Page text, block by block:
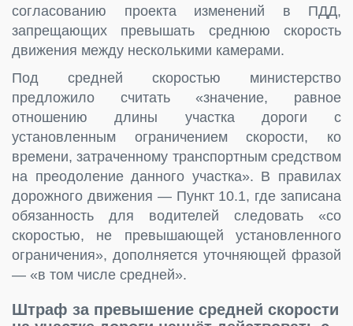
согласованию проекта изменений в ПДД,
запрещающих превышать среднюю скорость
движения между несколькими камерами.
Под средней скоростью министерство
предложило считать «значение, равное
отношению длины участка дороги с
установленным ограничением скорости, ко
времени, затраченному транспортным средством
на преодоление данного участка». В правилах
дорожного движения — Пункт 10.1, где записана
обязанность для водителей следовать «со
скоростью, не превышающей установленного
ограничения», дополняется уточняющей фразой
— «в том числе средней».
Штраф за превышение средней скорости